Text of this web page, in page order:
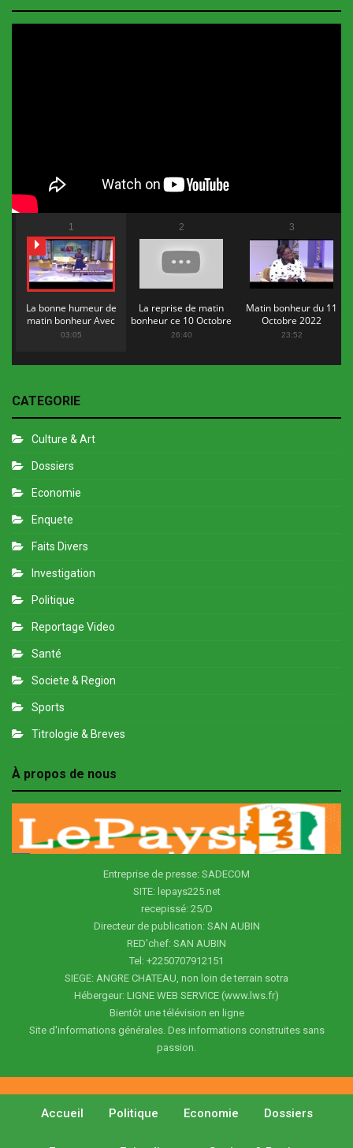
1
La bonne humeur de
matin bonheur Avec
Flopy Mendosa
03:05
2
La reprise de matin
bonheur ce 10 Octobre
2022
26:40
3
Matin bonheur du 11
Octobre 2022
23:52
CATEGORIE
Culture & Art
Dossiers
Economie
Enquete
Faits Divers
Investigation
Politique
Reportage Video
Santé
Societe & Region
Sports
Titrologie & Breves
À propos de nous
Entreprise de presse: SADECOM
SITE: lepays225.net
recepissé: 25/D
Directeur de publication: SAN AUBIN
RED'chef: SAN AUBIN
Tel: +2250707912151
SIEGE: ANGRE CHATEAU, non loin de terrain sotra
Hébergeur: LIGNE WEB SERVICE (www.lws.fr)
Bientôt une télévision en ligne
Site d'informations générales. Des informations construites sans
passion.
Accueil Politique Economie Dossiers